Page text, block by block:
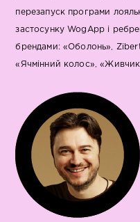
перезапуск програми
застосунку WogApp і
брендами: «Оболонь»,
«Ячмінний колос»,